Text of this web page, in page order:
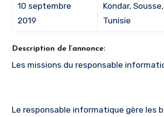
10 septembre
2019
Kondar, Sousse,
Tunisie
Description de l’annonce:
Les missions du responsable
Le responsable informatique gère les